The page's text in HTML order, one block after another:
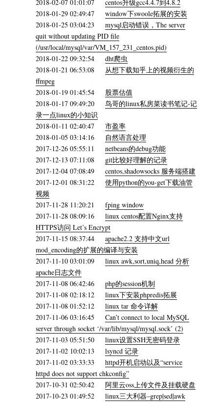
2018-02-07 01:01:07 centos升级gcc4.4.7到4.8.2
2018-01-29 02:49:47 window下swoole拓展的安装
2018-01-25 03:04:23 mysql启动错误，The server
quit without updating PID file
(/usr/local/mysql/var/VM_157_231_centos.pid)
2018-01-22 09:32:54 dht爬虫
2018-01-21 06:53:08 从想下载知乎上的视频衍生的
ffmpeg
2018-01-19 01:45:54 股票估值
2018-01-17 09:49:20 鸟哥的linux私房菜读书笔记-记
录一点linux的小知识
2018-01-11 02:40:47 市盈率
2018-01-05 03:14:16
自然语言处理
2017-12-26 05:55:11 netbeans的debug功能
2017-12-13 07:11:08 git比较好理解的记录
2017-12-04 07:08:49 centos,shadowsocks 服务端搭建
2017-12-01 08:31:22 使用python的you-get下载油管
视频
2017-11-28 11:20:21 fping window
2017-11-28 08:09:16 linux centos配置Nginx支持
HTTPS访问 Let’s Encrypt
2017-11-15 08:37:44 apache2.2 支持中文url
mod_encoding的扩展的编译与安装
2017-11-10 03:01:09 linux awk,sort,uniq,head 分析
apache日志文件
2017-11-08 06:42:46 php的session机制
2017-11-08 02:18:12 linux下安装phpredis拓展
2017-11-08 01:52:12 linux tar 命令详解
2017-11-06 03:16:45 Can’t connect to local MySQL
server through socket ‘/var/lib/mysql/mysql.sock’ (2)
2017-11-03 05:51:50 linux设置SSH无密码登录
2017-11-02 10:02:13 lsyncd 记录
2017-11-02 03:33:33 httpd开机启动以及“service
httpd does not support chkconfig”
2017-10-31 02:50:42 阿里云oss上传文件及挂载硬盘
2017-10-23 01:49:52 linux三大利器–grep|sed|awk